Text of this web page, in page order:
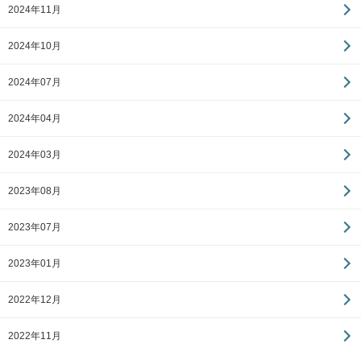
2024年11月
2024年10月
2024年07月
2024年04月
2024年03月
2023年08月
2023年07月
2023年01月
2022年12月
2022年11月